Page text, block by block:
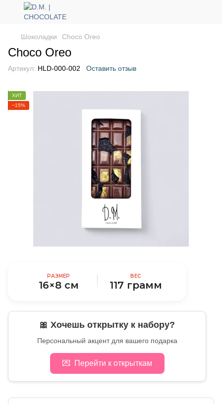
Шоколадки Choco Oreo
Choco Oreo
Артикул: HLD-000-002 Оставить отзыв
ХИТ
−15%
РАЗМЕР
16×8 см
ВЕС
117 грамм
🎀 Хочешь открытку к набору?
Персональный акцент для вашего подарка
💌 Перейти к открыткам